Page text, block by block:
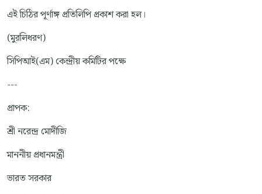
এই চিঠির পূর্ণাঙ্গ প্রতিলিপি প্রকাশ করা হল।
(মুরলিধরণ)
সিপিআই(এম) কেন্দ্রীয় কমিটির পক্ষে
---
প্রাপক:
শ্রী নরেন্দ্র মোদীজি
মাননীয় প্রধানমন্ত্রী
ভারত সরকার